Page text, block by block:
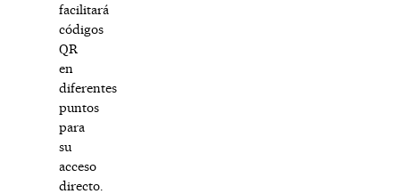
facilitará
códigos
QR
en
diferentes
puntos
para
su
acceso
directo.